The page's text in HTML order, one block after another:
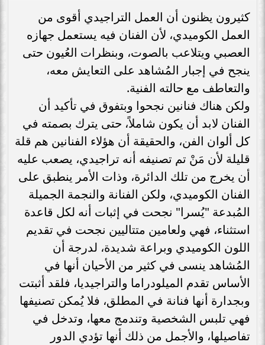
كثيرون يظنون أن العمل التراجيدي أقوى من
العمل الكوميدي، لأن الفنان فيه يستعمل جهازه
العصبي ويتلاعب بالصوت، وبنظرات العُيون حتى
ينجح في إجبار المُشاهد على التعايش معه،
والتعاطف مع حالته الفنية.
ولكن هناك فنانين نجحوا وبتفوق في تأكيد أن
الفنان لابد أن يكون شاملاً، حتى يترك بصمته في
كل ألوان الفن، والحقيقة أن هؤلاء الفنانين هم قلة
قليلة لأن مَنْ تم تصنيفه أنه تراجيدي، يصعب عليه
أن يخرج من تلك الدائرة، وذات الأمر ينطبق على
الفنان الكوميدي، ولكن الفنانة والنجمة الجميلة
المُبدعة "يُسرا" نجحت في إثبات أنه لكل قاعدة
استثناء، فهي ولعامين متتاليين نجحت في تقديم
اللون الكوميدي وبراعة شديدة، لدرجة أن
المُشاهد ينسى في كثير من الأحيان أنها في
الأساس تقدم الميلودراما والتراجيديا، فلقد أثبتت
وبجدارة أنها فنانة في المطلق، فلا يُمكن تصنيفها
فهي تلبس الشخصية وتندمج معها، وتدخل في
تفاصيلها، والأجمل من ذلك أنها تؤدي الدور